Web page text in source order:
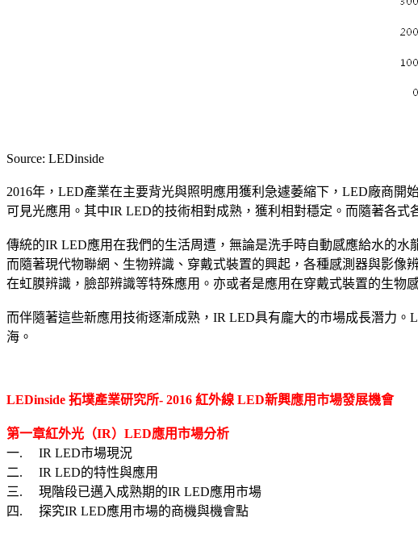
Source: LEDinside
2016年，LED產業在主要背光與照明應用獲利急遽萎縮下，LED廠商
可見光應用。其中IR LED的技術相對成熟，獲利相對穩定。而隨著各
傳統的IR LED應用在我們的生活周遭，無論是洗手時自動感應給水的
而隨著現代物聯網、生物辨識、穿戴式裝置的興起，各種感測器與影
在虹膜辨識，臉部辨識等特殊應用。亦或者是應用在穿戴式裝置的生物
而伴隨著這些新應用技術逐漸成熟，IR LED具有龐大的市場成長潛力
海。
LEDinside 拓墣產業研究所- 2016 紅外線 LED新興應用市場發展機會
第一章紅外光（IR） LED應用市場分析
一. IR LED市場現況
二. IR LED的特性與應用
三. 現階段已邁入成熟期的IR LED應用市場
四. 探究IR LED應用市場的商機與機會點